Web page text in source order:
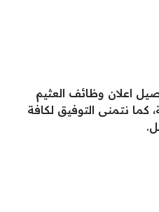
اعلان وظائف العثيم
نتمنى التوفيق لكافة